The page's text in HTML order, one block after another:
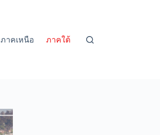
ภาคเหนือ ภาคใต้